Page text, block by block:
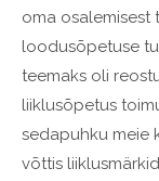
oma osalemisest
loodusõpetuse
teemaks oli
liiklusõpetus
sedapuhku meie
võttis